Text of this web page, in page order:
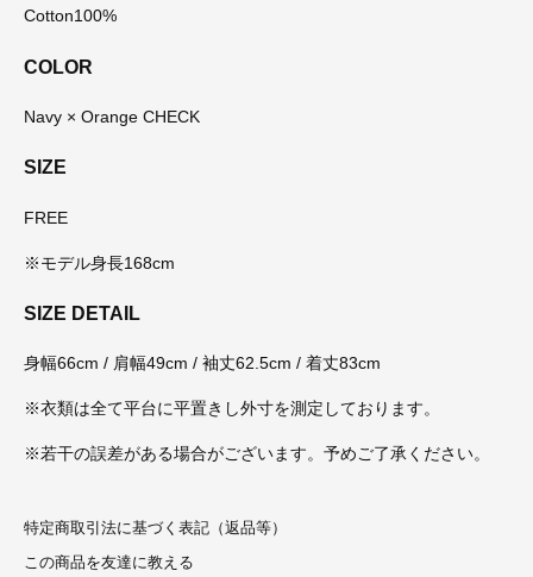
Cotton100%
COLOR
Navy × Orange CHECK
SIZE
FREE
※モデル身長168cm
SIZE DETAIL
身幅66cm / 肩幅49cm / 袖丈62.5cm / 着丈83cm
※衣類は全て平台に平置きし外寸を測定しております。
※若干の誤差がある場合がございます。予めご了承ください。
特定商取引法に基づく表記（返品等）
この商品を友達に教える